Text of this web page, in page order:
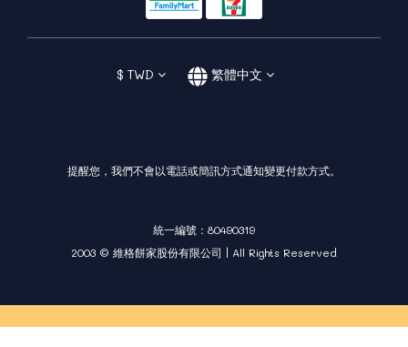
$ TWD 繁體中文
提醒您，我們不會以電話或簡訊方式通知變更付款方式。
統一編號：80490319
2003 © 維格餅家股份有限公司 | All Rights Reserved